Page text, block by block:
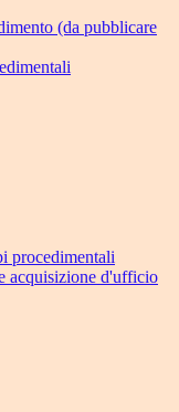
(da pubblicare
procedimentali
acquisizione d'ufficio